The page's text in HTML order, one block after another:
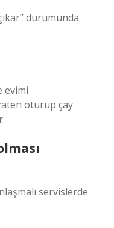
durumunda
evimi
oturup çay
servislerde